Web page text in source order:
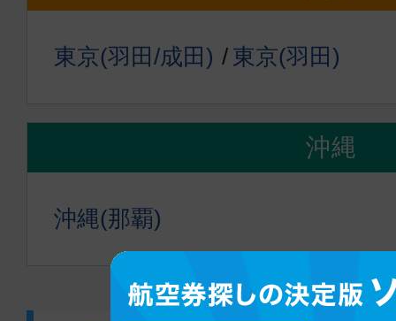
東京(羽田/成田) 東京(羽田)
沖縄
沖縄(那覇)